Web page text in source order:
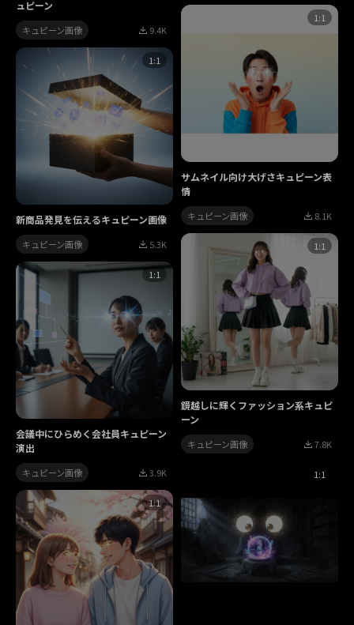
ュピーン
キュピーン画像 9.4K
1:1
サムネイル向け大げさキュピーン表
情
キュピーン画像 8.1K
1:1
新商品発見を伝えるキュピーン画像
キュピーン画像 5.3K 1:1
鏡越しに輝くファッション系キュピ
ーン
キュピーン画像 7.8K
1:1
会議中にひらめく会社員キュピーン
演出
キュピーン画像 3.9K 1:1
1:1